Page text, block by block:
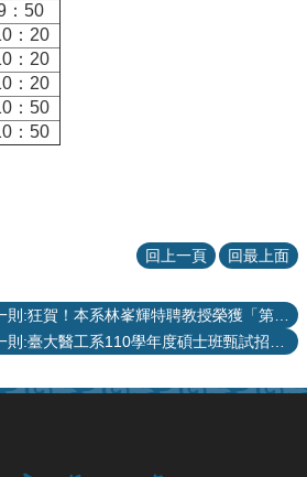
：50
：20
：20
：20
：50
：50
回上一頁 回最上面